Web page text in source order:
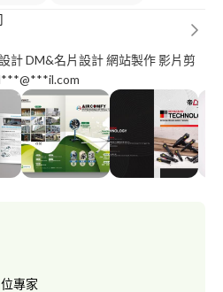
計 DM&名片設計 網站製作 影片剪
位專家